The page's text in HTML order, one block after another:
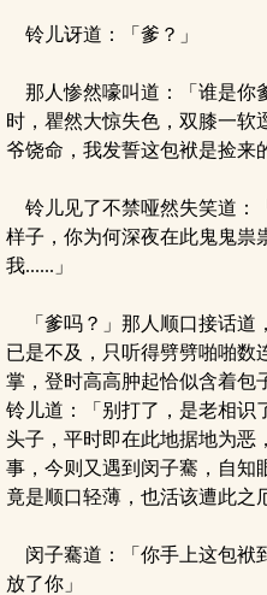
铃儿讶道：「爹？」
那人惨然嚎叫道：「谁是你
时，瞿然大惊失色，双膝一软
爷饶命，我发誓这包袱是捡来
铃儿见了不禁哑然失笑道：
样子，你为何深夜在此鬼鬼祟
我......」
「爹吗？」那人顺口接话道
已是不及，只听得劈劈啪啪数
掌，登时高高肿起恰似含着包
铃儿道：「别打了，是老相识
头子，平时即在此地据地为恶
事，今则又遇到闵子騫，自知
竟是顺口轻薄，也活该遭此之
闵子騫道：「你手上这包袱
放了你」